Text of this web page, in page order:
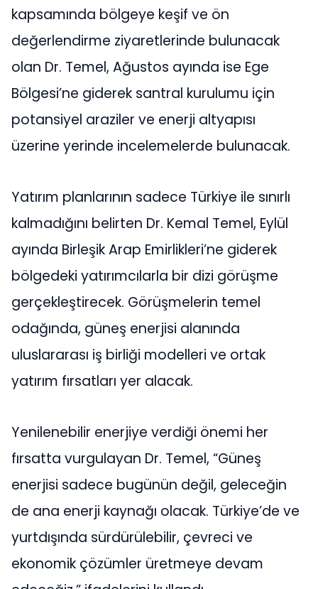
kapsamında bölgeye keşif ve ön
değerlendirme ziyaretlerinde bulunacak
olan Dr. Temel, Ağustos ayında ise Ege
Bölgesi’ne giderek santral kurulumu için
potansiyel araziler ve enerji altyapısı
üzerine yerinde incelemelerde bulunacak.
Yatırım planlarının sadece Türkiye ile sınırlı
kalmadığını belirten Dr. Kemal Temel, Eylül
ayında Birleşik Arap Emirlikleri’ne giderek
bölgedeki yatırımcılarla bir dizi görüşme
gerçekleştirecek. Görüşmelerin temel
odağında, güneş enerjisi alanında
uluslararası iş birliği modelleri ve ortak
yatırım fırsatları yer alacak.
Yenilenebilir enerjiye verdiği önemi her
fırsatta vurgulayan Dr. Temel, “Güneş
enerjisi sadece bugünün değil, geleceğin
de ana enerji kaynağı olacak. Türkiye’de ve
yurtdışında sürdürülebilir, çevreci ve
ekonomik çözümler üretmeye devam